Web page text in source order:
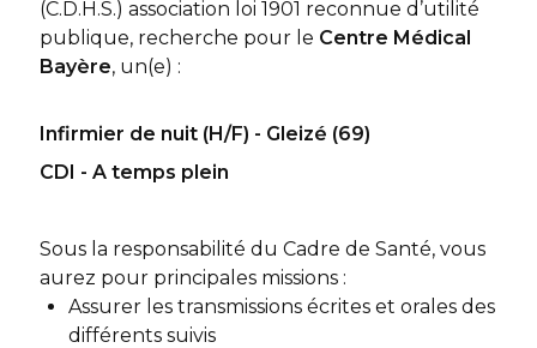
(C.D.H.S.) association loi 1901 reconnue d’utilité
publique, recherche pour le Centre Médical
Bayère, un(e) :
Infirmier de nuit (H/F) - Gleizé (69)
CDI - A temps plein
Sous la responsabilité du Cadre de Santé, vous
aurez pour principales missions :
Assurer les transmissions écrites et orales des
différents suivis